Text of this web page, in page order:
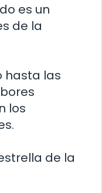
es un
de la
hasta las
los
de la